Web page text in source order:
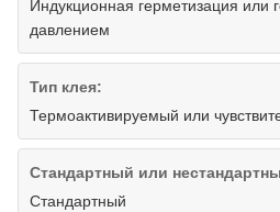
Индукционная герметизация или
давлением
Тип клея:
Термоактивируемый или
Стандартный или
Стандартный